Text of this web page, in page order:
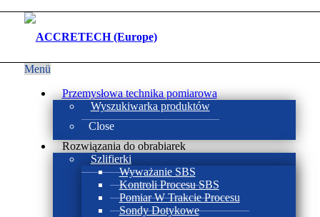
Menü
Przemysłowa technika pomiarowa
Wyszukiwarka produktów
Close
Rozwiązania do obrabiarek
Szlifierki
Wyważanie SBS
Kontroli Procesu SBS
Pomiar W Trakcie Procesu
Sondy Dotykowe